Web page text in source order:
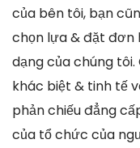
của bên tôi, bạn
chọn lựa & đặt đơn
dạng của chúng
khác biệt & tinh tế
phản chiếu đẳng
của tổ chức của